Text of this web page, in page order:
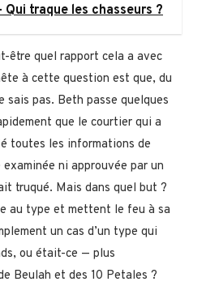
Qui traque les chasseurs ?
être quel rapport cela a avec
à cette question est que, du
sais pas. Beth passe quelques
que le courtier qui a
toutes les informations de
ni approuvée par un
truqué. Mais dans quel but ?
au type et mettent le feu à sa
un cas d’un type qui
ou était-ce — plus
Beulah et des 10 Petales ?